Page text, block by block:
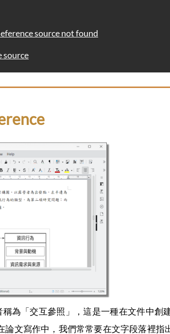
source not found
source
稱為「交互參照」，這是一種在文件中
文寫作中，我們常常要在文字段落裡